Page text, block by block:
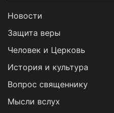
Новости
Защита веры
Человек и Церковь
История и культура
Вопрос священнику
Мысли вслух